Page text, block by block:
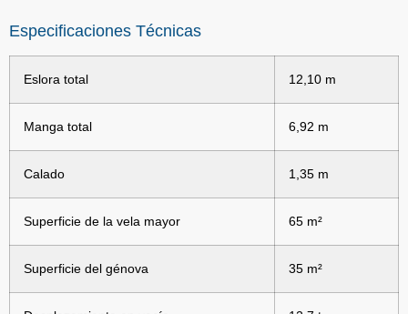
Especificaciones Técnicas
Eslora total 12,10 m
Manga total 6,92 m
Calado 1,35 m
Superficie de la vela mayor 65 m²
Superficie del génova 35 m²